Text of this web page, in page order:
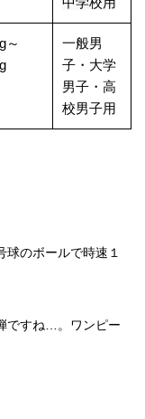
～
一般男
子・大学
男子・高
校男子用
球のボールで時速１
ですね…。ワンピー